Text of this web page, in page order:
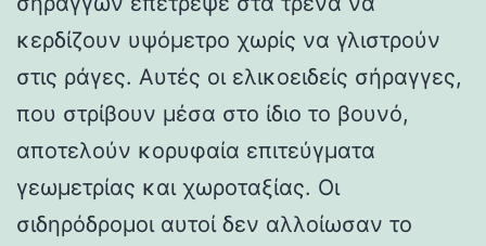
κερδίζουν υψόμετρο χωρίς να γλιστρούν
στις ράγες. Αυτές οι ελικοειδείς σήραγγες,
που στρίβουν μέσα στο ίδιο το βουνό,
αποτελούν κορυφαία επιτεύγματα
γεωμετρίας και χωροταξίας. Οι
σιδηρόδρομοι αυτοί δεν αλλοίωσαν το